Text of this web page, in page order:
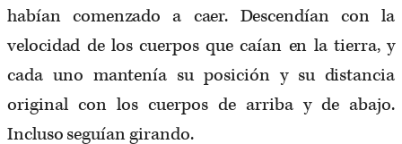
habían comenzado a caer. Descendían con la
velocidad de los cuerpos que caían en la tierra, y
cada uno mantenía su posición y su distancia
original con los cuerpos de arriba y de abajo.
Incluso seguían girando.